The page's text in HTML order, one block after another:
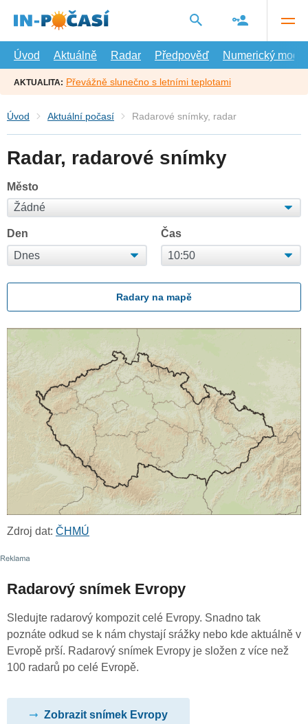
hlavní
Úvod
Aktuálně Radar Předpověď Numerický model
AKTUALITA: Převážně slunečno s letními teplotami
Úvod Aktuální počasí Radarové snímky, radar
Radar, radarové snímky
Město
Den Čas
Radary na mapě
Zdroj dat: ČHMÚ
Radarový snímek Evropy
Sledujte radarový kompozit celé Evropy. Snadno tak
poznáte odkud se k nám chystají srážky nebo kde aktuálně v
Evropě prší. Radarový snímek Evropy je složen z více než
100 radarů po celé Evropě.
Zobrazit snímek Evropy